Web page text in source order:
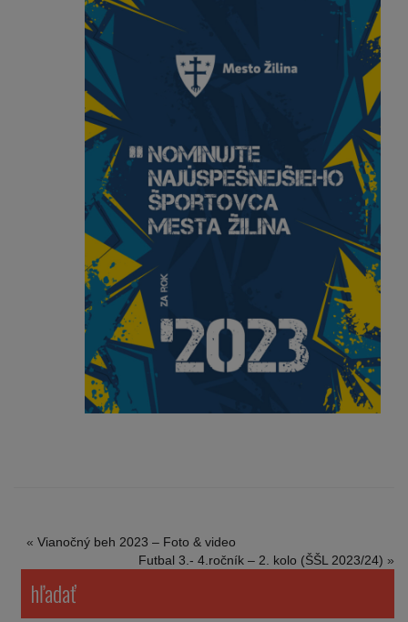
« Vianočný beh 2023 – Foto & video
Futbal 3.- 4.ročník – 2. kolo (ŠŠL 2023/24) »
hľadať